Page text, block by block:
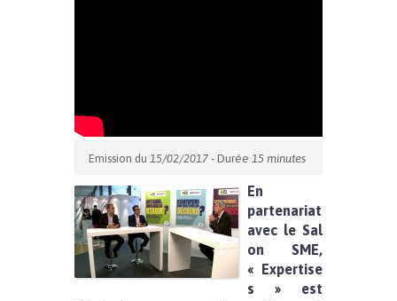
Emission du 15/02/2017 - Durée 15 minutes
En
partenariat
avec le Sal
on SME,
« Expertise
s » est